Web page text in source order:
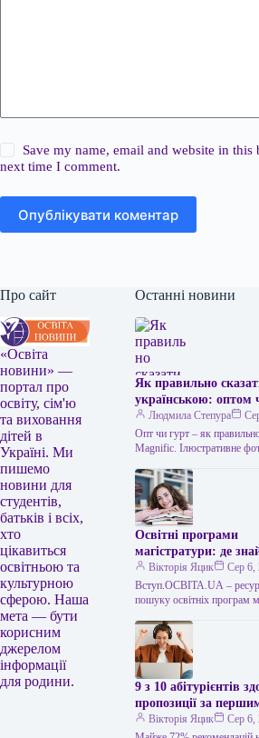
Save my name, email and website in this
next time I comment.
Опублікувати коментар
Про сайт
«Освіта
новини» —
портал про
освіту, сім'ю
та виховання
дітей в
Україні. Ми
пишемо
новини для
студентів,
батьків і всіх,
хто
цікавиться
освітньою та
культурною
сферою. Наша
мета — бути
корисним
джерелом
інформації
для родини.
Останні новини
Як правильно
українською: оптом
гуртом
Людмила Степура
Опт чи гурт – як
Мagnific. Ілюстративне
часто пропонує два
…
Освітні програми
магістратури: де
відомості
Вікторія Яцик
Сер 6,
Вступ.ОСВІТА.UA –
пошуку освітніх програм
відомості Для вибору
підготовки вступники до
магістратури…
9 з 10 абітурієнтів
пропозиції за
трьома побажаннями
Вікторія Яцик
Сер 6,